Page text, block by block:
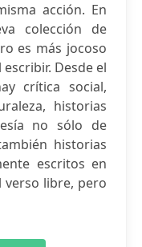
acción. En
colección de
es más jocoso
Desde el
crítica social,
historias
no sólo de
historias
escritos en
libre, pero